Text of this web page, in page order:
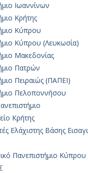
Ιωαννίνων
Κρήτης
Κύπρου
Κύπρου (Λευκωσία)
Μακεδονίας
Πατρών
Πειραιώς (ΠΑΠΕΙ)
Πελοποννήσου
Κρήτης
Ελάχιστης Βάσης
Πανεπιστήμιο Κύπρου